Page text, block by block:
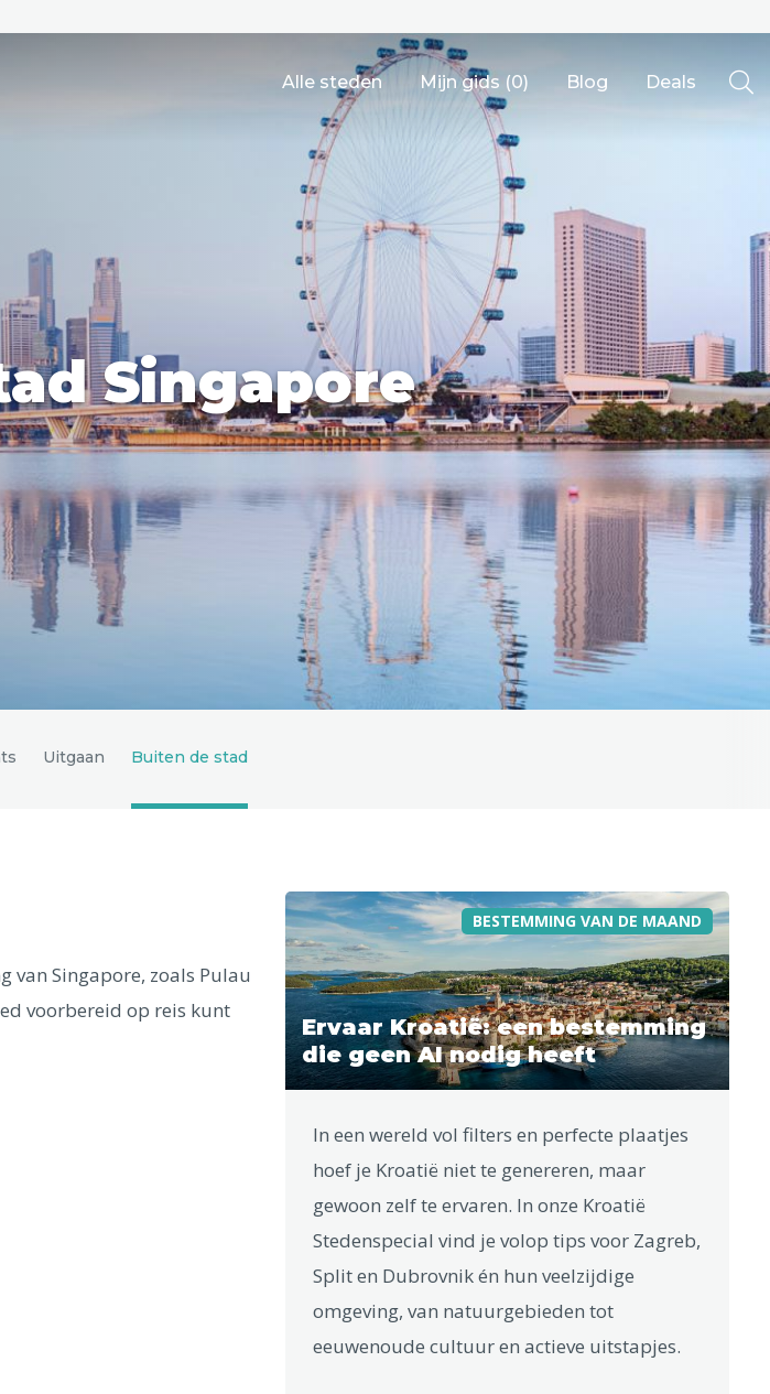
Alle steden Mijn gids (0) Blog Deals
Dresden Ålesund
Milaan Singapore Rome Berlijn Mechelen
Venetië
Wenen Budapest Bangkok Madrid Vancouver
Singapore
Uitgaan Buiten de stad
van Singapore, zoals Pulau
voorbereid op reis kunt
BESTEMMING VAN DE MAAND
Ervaar Kroatië: een bestemming
die geen AI nodig heeft
In een wereld vol filters en perfecte plaatjes
hoef je Kroatië niet te genereren, maar
gewoon zelf te ervaren. In onze Kroatië
Stedenspecial vind je volop tips voor Zagreb,
Split en Dubrovnik én hun veelzijdige
omgeving, van natuurgebieden tot
eeuwenoude cultuur en actieve uitstapjes.